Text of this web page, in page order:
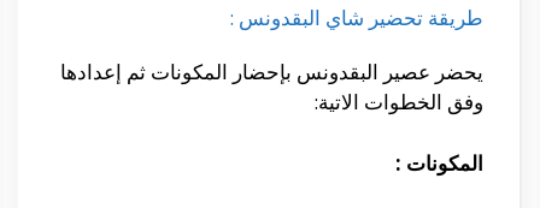
طريقة تحضير شاي البقدونس :
يحضر عصير البقدونس بإحضار المكونات ثم إعدادها
وفق الخطوات الاتية:
المكونات :